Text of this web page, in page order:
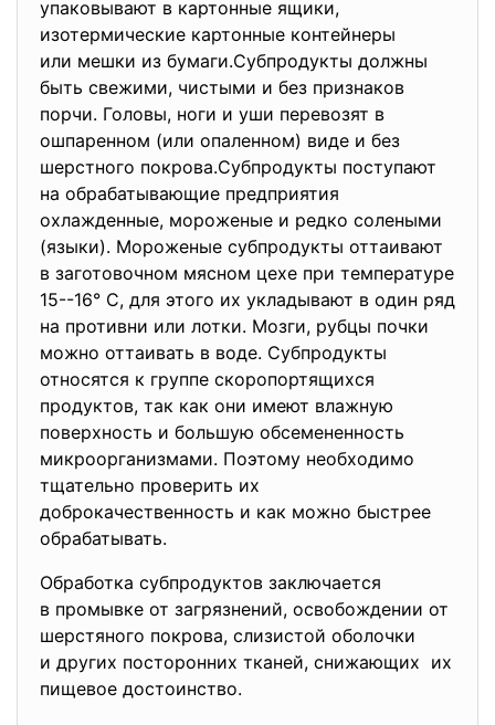
упаковывают в картонные ящики,
изотермические картонные контейнеры
или мешки из бумаги.Субпродукты должны
быть свежими, чистыми и без признаков
порчи. Головы, ноги и уши перевозят в
ошпаренном (или опаленном) виде и без
шерстного покрова.Субпродукты поступают
на обрабатывающие предприятия
охлажденные, мороженые и редко солеными
(языки). Мороженые субпродукты оттаивают
в заготовочном мясном цехе при температуре
15--16° С, для этого их укладывают в один ряд
на противни или лотки. Мозги, рубцы почки
можно оттаивать в воде. Субпродукты
относятся к группе скоропортящихся
продуктов, так как они имеют влажную
поверхность и большую обсемененность
микроорганизмами. Поэтому необходимо
тщательно проверить их
доброкачественность и как можно быстрее
обрабатывать.
Обработка субпродуктов заключается
в промывке от загрязнений, освобождении от
шерстяного покрова, слизистой оболочки
и других посторонних тканей, снижающих их
пищевое достоинство.